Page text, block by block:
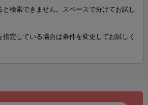
と検索できません。スペースで分けてお試し
定している場合は条件を変更してお試しく